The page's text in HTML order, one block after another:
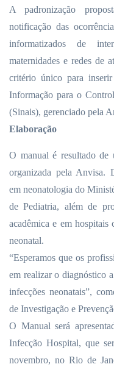
A padronização
notificação das
informatizados de
maternidades e redes de
critério único para
Informação para o
(Sinais), gerenciado pela
Elaboração
O manual é resultado de
organizada pela Anvisa.
em neonatologia do
de Pediatria, além de
acadêmica e em hospitais
neonatal.
“Esperamos que os
em realizar o diagnóstico
infecções neonatais”,
de Investigação e
O Manual será
Infecção Hospital, que
novembro, no Rio de